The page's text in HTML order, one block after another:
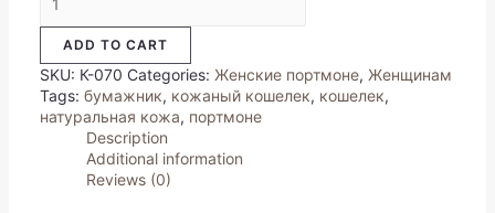
кошелек
женский
пудровый
quantity
ADD TO CART
SKU: К-070 Categories: Женские портмоне, Женщинам
Tags: бумажник, кожаный кошелек, кошелек,
натуральная кожа, портмоне
Description
Additional information
Reviews (0)